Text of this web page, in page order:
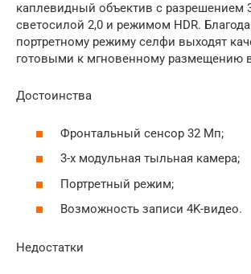
каплевидный объектив с разрешением
светосилой 2,0 и режимом HDR.
портретному режиму селфи выходят
готовыми к мгновенному размещению
Достоинства
Фронтальный сенсор 32 Мп;
3-х модульная тыльная камера;
Портретный режим;
Возможность записи 4K-видео.
Недостатки